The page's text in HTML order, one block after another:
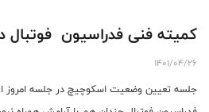
کمیته فنی فدراسیون فوتبال
1401/04/26
جلسه تعیین وضعیت اسکوچیچ در جلسه امروز